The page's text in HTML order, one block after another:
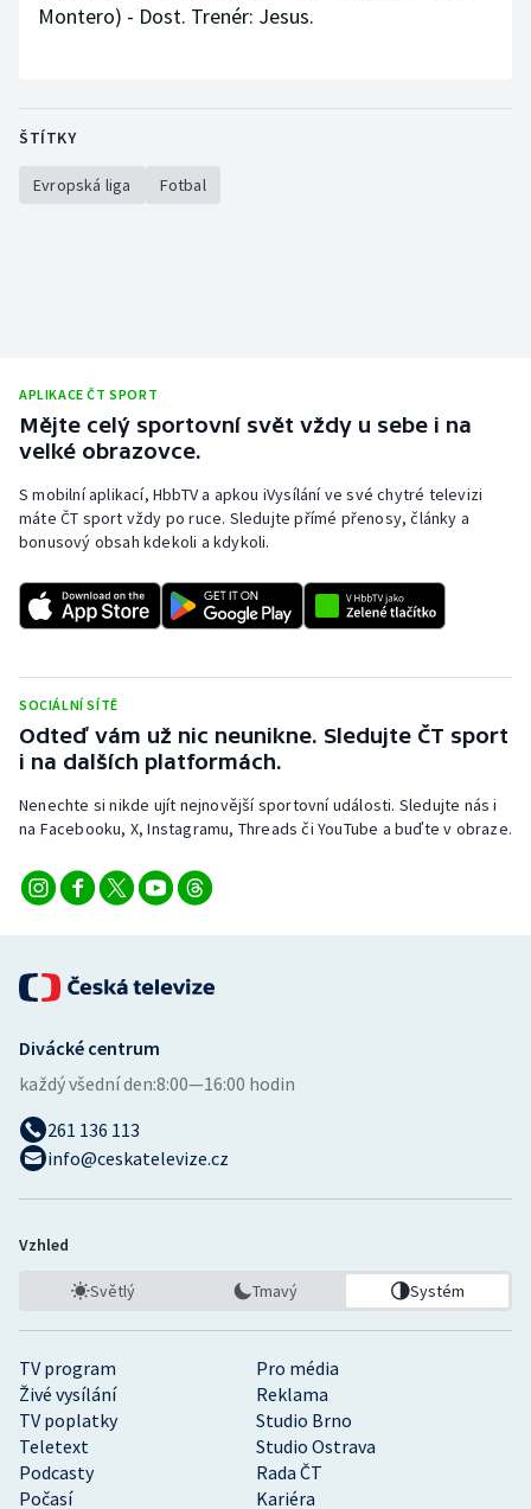
Montero) - Dost. Trenér: Jesus.
ŠTÍTKY
Evropská liga Fotbal
APLIKACE ČT SPORT
Mějte celý sportovní svět vždy u sebe i na
velké obrazovce.
S mobilní aplikací, HbbTV a apkou iVysílání ve své chytré televizi
máte ČT sport vždy po ruce. Sledujte přímé přenosy, články a
bonusový obsah kdekoli a kdykoli.
SOCIÁLNÍ SÍTĚ
Odteď vám už nic neunikne. Sledujte ČT sport
i na dalších platformách.
Nenechte si nikde ujít nejnovější sportovní události. Sledujte nás i
na Facebooku, X, Instagramu, Threads či YouTube a buďte v obraze.
TV program
Pro média
Živé vysílání
Reklama
TV poplatky
Studio Brno
Teletext
Studio Ostrava
Podcasty
Rada ČT
Počasí
Kariéra
Divácké centrum
každý všední den:8:00—16:00 hodin
261 136 113
info@ceskatelevize.cz
Vzhled
Světlý Tmavý Systém